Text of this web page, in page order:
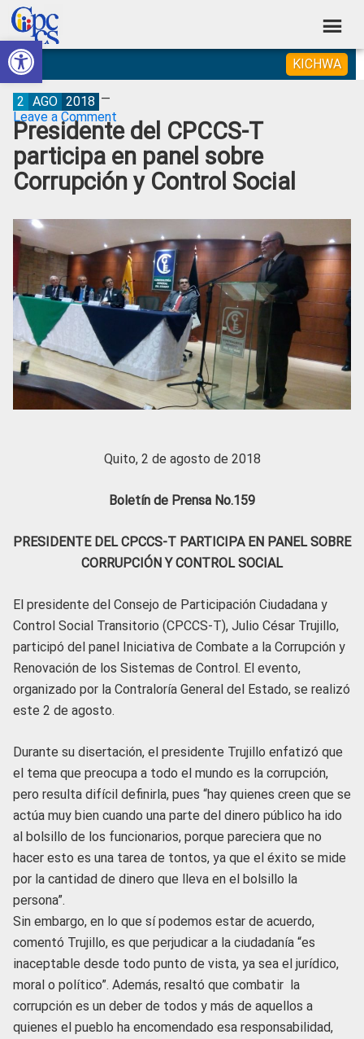
Abrir barra de herramientas
Skip
to
primary
navigation
Skip
to
main
content
Skip
to
primary
sidebar
Skip
to
footer
Consejo
de
Participación
Ciudadana
Control
Social
Construyendo
Poder
Ciudadano
KICHWA
Presidente del CPCCS-T
participa en panel sobre
Corrupción y Control Social
2 AGO 2018
Leave a Comment
Quito, 2 de agosto de 2018
Boletín de Prensa No.159
PRESIDENTE DEL CPCCS-T PARTICIPA EN PANEL SOBRE
CORRUPCIÓN Y CONTROL SOCIAL
El presidente del Consejo de Participación Ciudadana y
Control Social Transitorio (CPCCS-T), Julio César Trujillo,
participó del panel Iniciativa de Combate a la Corrupción y
Renovación de los Sistemas de Control. El evento,
organizado por la Contraloría General del Estado, se realizó
este 2 de agosto.
Durante su disertación, el presidente Trujillo enfatizó que
el tema que preocupa a todo el mundo es la corrupción,
pero resulta difícil definirla, pues “hay quienes creen que se
actúa muy bien cuando una parte del dinero público ha ido
al bolsillo de los funcionarios, porque pareciera que no
hacer esto es una tarea de tontos, ya que el éxito se mide
por la cantidad de dinero que lleva en el bolsillo la
persona”.
Sin embargo, en lo que sí podemos estar de acuerdo,
comentó Trujillo, es que perjudicar a la ciudadanía “es
inaceptable desde todo punto de vista, ya sea el jurídico,
moral o político”. Además, resaltó que combatir la
corrupción es un deber de todos y más de aquellos a
quienes el pueblo ha encomendado esa responsabilidad,